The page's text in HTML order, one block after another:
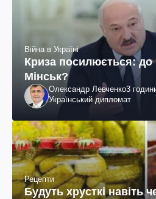
Війна в Україні
Криза посилюється: до
Мінськ?
Олександр Левченко3
Український дипломат
Рецепти
Будуть хрусткі навіть